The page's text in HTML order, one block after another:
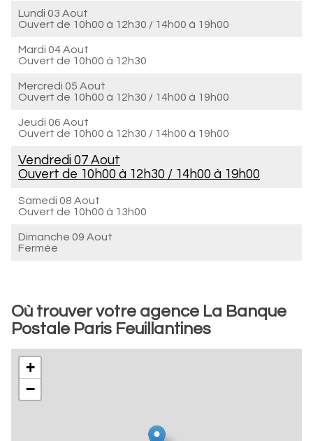
Lundi 03 Aout
Ouvert de 10h00 à 12h30 / 14h00 à 19h00
Mardi 04 Aout
Ouvert de 10h00 à 12h30
Mercredi 05 Aout
Ouvert de 10h00 à 12h30 / 14h00 à 19h00
Jeudi 06 Aout
Ouvert de 10h00 à 12h30 / 14h00 à 19h00
Vendredi 07 Aout
Ouvert de 10h00 à 12h30 / 14h00 à 19h00
Samedi 08 Aout
Ouvert de 10h00 à 13h00
Dimanche 09 Aout
Fermée
Où trouver votre agence La Banque
Postale Paris Feuillantines
+
−